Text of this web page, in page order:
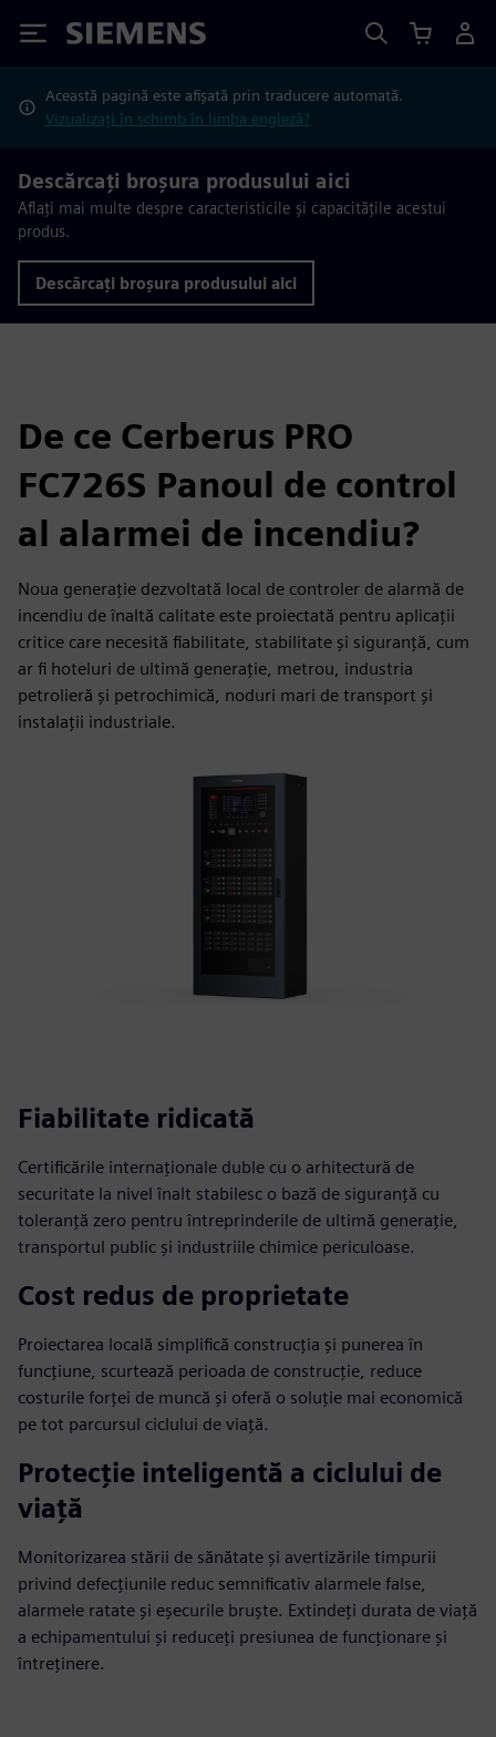
Siemens
Această pagină este afișată prin traducere automată.
Vizualizați în schimb în limba engleză?
Descărcați broșura produsului aici
Aflați mai multe despre caracteristicile și capacitățile acestui
produs.
Descărcați broșura produsului aici
De ce Cerberus PRO
FC726S Panoul de control
al alarmei de incendiu?
Noua generație dezvoltată local de controler de alarmă de
incendiu de înaltă calitate este proiectată pentru aplicații
critice care necesită fiabilitate, stabilitate și siguranță, cum
ar fi hoteluri de ultimă generație, metrou, industria
petrolieră și petrochimică, noduri mari de transport și
instalații industriale.
Fiabilitate ridicată
Certificările internaționale duble cu o arhitectură de
securitate la nivel înalt stabilesc o bază de siguranță cu
toleranță zero pentru întreprinderile de ultimă generație,
transportul public și industriile chimice periculoase.
Cost redus de proprietate
Proiectarea locală simplifică construcția și punerea în
funcțiune, scurtează perioada de construcție, reduce
costurile forței de muncă și oferă o soluție mai economică
pe tot parcursul ciclului de viață.
Protecție inteligentă a ciclului de
viață
Monitorizarea stării de sănătate și avertizările timpurii
privind defecțiunile reduc semnificativ alarmele false,
alarmele ratate și eșecurile bruște. Extindeți durata de viață
a echipamentului și reduceți presiunea de funcționare și
întreținere.